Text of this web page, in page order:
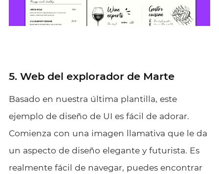
5. Web del explorador de Marte
Basado en nuestra última plantilla, este
ejemplo de diseño de UI es fácil de adorar.
Comienza con una imagen llamativa que le da
un aspecto de diseño elegante y futurista. Es
realmente fácil de navegar, puedes encontrar